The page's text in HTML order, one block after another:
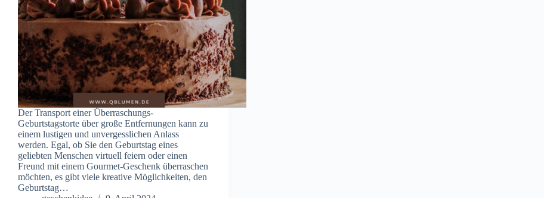
Der Transport einer Überraschungs-
Geburtstagstorte über große Entfernungen kann zu
einem lustigen und unvergesslichen Anlass
werden. Egal, ob Sie den Geburtstag eines
geliebten Menschen virtuell feiern oder einen
Freund mit einem Gourmet-Geschenk überraschen
möchten, es gibt viele kreative Möglichkeiten, den
Geburtstag…